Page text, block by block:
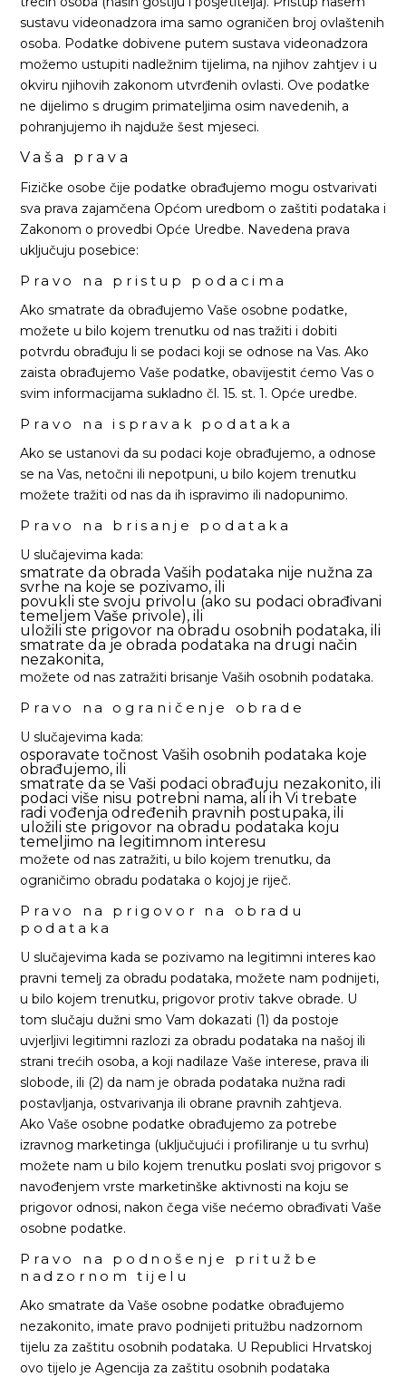
sustavu videonadzora ima samo ograničen broj ovlaštenih
osoba. Podatke dobivene putem sustava videonadzora
možemo ustupiti nadležnim tijelima, na njihov zahtjev i u
okviru njihovih zakonom utvrđenih ovlasti. Ove podatke
ne dijelimo s drugim primateljima osim navedenih, a
pohranjujemo ih najduže šest mjeseci.
Vaša prava
Fizičke osobe čije podatke obrađujemo mogu ostvarivati
sva prava zajamčena Općom uredbom o zaštiti podataka i
Zakonom o provedbi Opće Uredbe. Navedena prava
uključuju posebice:
Pravo na pristup podacima
Ako smatrate da obrađujemo Vaše osobne podatke,
možete u bilo kojem trenutku od nas tražiti i dobiti
potvrdu obrađuju li se podaci koji se odnose na Vas. Ako
zaista obrađujemo Vaše podatke, obavijestit ćemo Vas o
svim informacijama sukladno čl. 15. st. 1. Opće uredbe.
Pravo na ispravak podataka
Ako se ustanovi da su podaci koje obrađujemo, a odnose
se na Vas, netočni ili nepotpuni, u bilo kojem trenutku
možete tražiti od nas da ih ispravimo ili nadopunimo.
Pravo na brisanje podataka
U slučajevima kada:
smatrate da obrada Vaših podataka nije nužna za
svrhe na koje se pozivamo, ili
povukli ste svoju privolu (ako su podaci obrađivani
temeljem Vaše privole), ili
uložili ste prigovor na obradu osobnih podataka, ili
smatrate da je obrada podataka na drugi način
nezakonita,
možete od nas zatražiti brisanje Vaših osobnih podataka.
Pravo na ograničenje obrade
U slučajevima kada:
osporavate točnost Vaših osobnih podataka koje
obrađujemo, ili
smatrate da se Vaši podaci obrađuju nezakonito, ili
podaci više nisu potrebni nama, ali ih Vi trebate
radi vođenja određenih pravnih postupaka, ili
uložili ste prigovor na obradu podataka koju
temeljimo na legitimnom interesu
možete od nas zatražiti, u bilo kojem trenutku, da
ograničimo obradu podataka o kojoj je riječ.
Pravo na prigovor na obradu
podataka
U slučajevima kada se pozivamo na legitimni interes kao
pravni temelj za obradu podataka, možete nam podnijeti,
u bilo kojem trenutku, prigovor protiv takve obrade. U
tom slučaju dužni smo Vam dokazati (1) da postoje
uvjerljivi legitimni razlozi za obradu podataka na našoj ili
strani trećih osoba, a koji nadilaze Vaše interese, prava ili
slobode, ili (2) da nam je obrada podataka nužna radi
postavljanja, ostvarivanja ili obrane pravnih zahtjeva.
Ako Vaše osobne podatke obrađujemo za potrebe
izravnog marketinga (uključujući i profiliranje u tu svrhu)
možete nam u bilo kojem trenutku poslati svoj prigovor s
navođenjem vrste marketinške aktivnosti na koju se
prigovor odnosi, nakon čega više nećemo obrađivati Vaše
osobne podatke.
Pravo na podnošenje pritužbe
nadzornom tijelu
Ako smatrate da Vaše osobne podatke obrađujemo
nezakonito, imate pravo podnijeti pritužbu nadzornom
tijelu za zaštitu osobnih podataka. U Republici Hrvatskoj
ovo tijelo je Agencija za zaštitu osobnih podataka